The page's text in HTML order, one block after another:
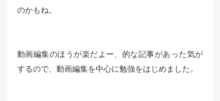
のかもね。
動画編集のほうが楽だよー、的な記事があった気が
するので、動画編集を中心に勉強をはじめました。